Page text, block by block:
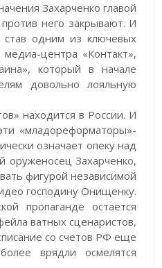
Захарченко главой
него закрывают. И
став одним из ключевых
центра «Контакт»,
который в начале
довольно лояльную
находится в России. И
«младореформаторы»-
означает опеку над
оруженосец Захарченко,
фигурой независимой
господину Онищенку.
пропаганде остается
ватных сценаристов,
со счетов РФ еще
врядли осмелятся